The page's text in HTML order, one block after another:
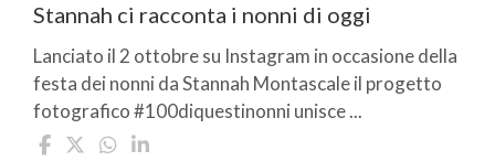
Stannah ci racconta i nonni di oggi
Lanciato il 2 ottobre su Instagram in occasione della
festa dei nonni da Stannah Montascale il progetto
fotografico #100diquestinonni unisce ...